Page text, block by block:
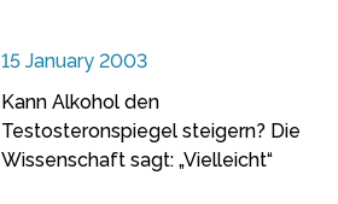
15 January 2003
Kann Alkohol den
Testosteronspiegel steigern? Die
Wissenschaft sagt: „Vielleicht“